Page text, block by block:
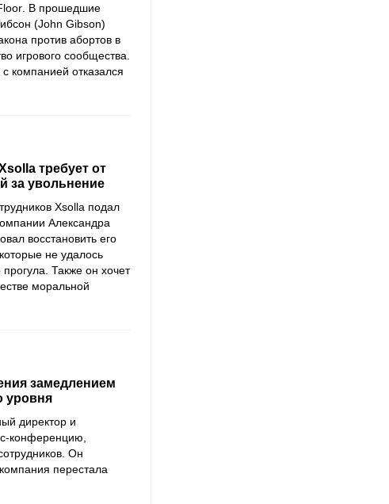
. В прошедшие
(John Gibson)
против абортов в
игрового сообщества.
с компанией отказался
требует от
за увольнение
Xsolla подал
Александра
восстановить его
не удалось
Также он хочет
моральной
замедлением
уровня
директор и
конференцию,
Он
перестала